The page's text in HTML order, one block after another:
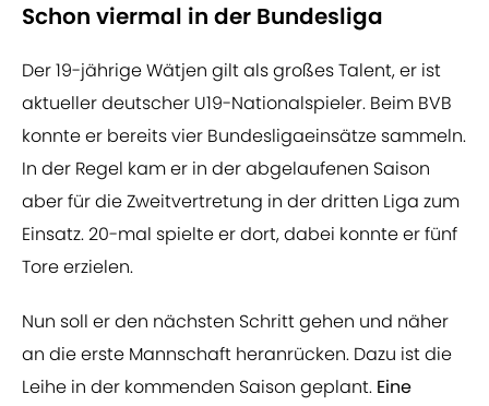
Schon viermal in der Bundesliga
Der 19-jährige Wätjen gilt als großes Talent, er ist
aktueller deutscher U19-Nationalspieler. Beim BVB
konnte er bereits vier Bundesligaeinsätze sammeln.
In der Regel kam er in der abgelaufenen Saison
aber für die Zweitvertretung in der dritten Liga zum
Einsatz. 20-mal spielte er dort, dabei konnte er fünf
Tore erzielen.
Nun soll er den nächsten Schritt gehen und näher
an die erste Mannschaft heranrücken. Dazu ist die
Leihe in der kommenden Saison geplant. Eine